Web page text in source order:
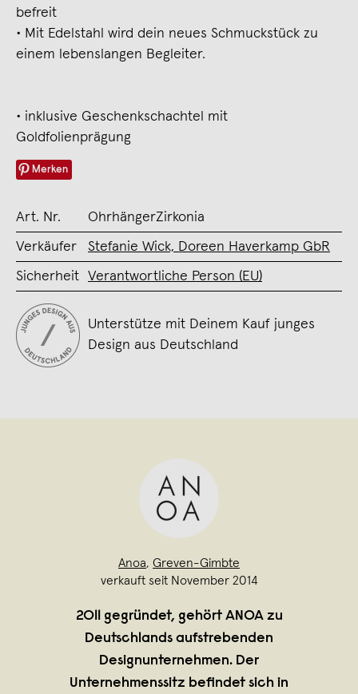
befreit
∙ Mit Edelstahl wird dein neues Schmuckstück zu
einem lebenslangen Begleiter.
∙ inklusive Geschenkschachtel mit
Goldfolienprägung
Merken
Art. Nr. OhrhängerZirkonia
Verkäufer Stefanie Wick, Doreen Haverkamp GbR
Sicherheit Verantwortliche Person (EU)
Unterstütze mit Deinem Kauf junges
Design aus Deutschland
Anoa, Greven-Gimbte
verkauft seit November 2014
2011 gegründet, gehört ANOA zu
Deutschlands aufstrebenden
Designunternehmen. Der
Unternehmenssitz befindet sich in